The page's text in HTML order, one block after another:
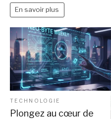
électrique
En savoir plus
TECHNOLOGIE
Plongez au cœur de